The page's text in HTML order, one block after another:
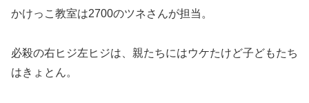
かけっこ教室は2700のツネさんが担当。
必殺の右ヒジ左ヒジは、親たちにはウケたけど子どもたち
はきょとん。